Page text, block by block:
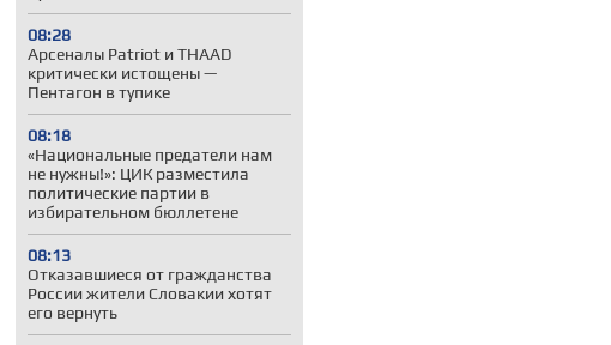
08:28
Арсеналы Patriot и THAAD
критически истощены —
Пентагон в тупике
08:18
«Национальные предатели нам
не нужны!»: ЦИК разместила
политические партии в
избирательном бюллетене
08:13
Отказавшиеся от гражданства
России жители Словакии хотят
его вернуть